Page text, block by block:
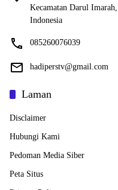
Kecamatan Darul
Indonesia
085260076039
hadiperstv@gmail.com
Laman
Disclaimer
Hubungi Kami
Pedoman Media Siber
Peta Situs